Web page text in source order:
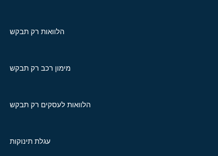
הלוואות רק תבקש
מימון רכב רק תבקש
הלוואות לעסקים רק תבקש
עגלת תינוקות